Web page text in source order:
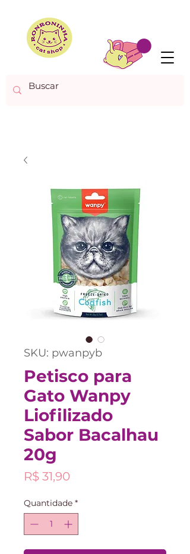
SKU: pwanpyb
Petisco para
Gato Wanpy
Liofilizado
Sabor Bacalhau
20g
R$ 31,90
Quantidade *